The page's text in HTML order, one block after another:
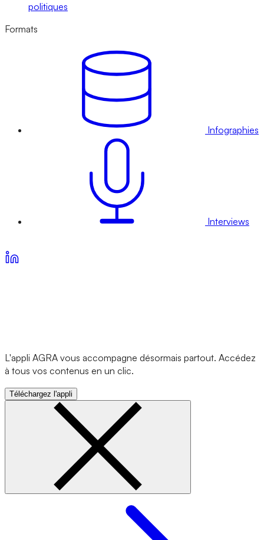
politiques
Formats
Infographies
Interviews
L'appli AGRA vous accompagne désormais partout. Accédez
à tous vos contenus en un clic.
Téléchargez l'appli